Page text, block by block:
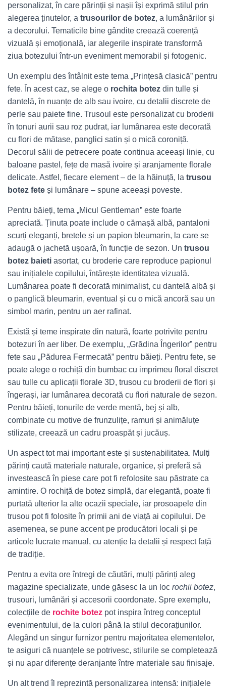
personalizat, în care părinții și nașii își exprimă stilul prin
alegerea ținutelor, a trusourilor de botez, a lumânărilor și
a decorului. Tematicile bine gândite creează coerență
vizuală și emoțională, iar alegerile inspirate transformă
ziua botezului într‑un eveniment memorabil și fotogenic.
Un exemplu des întâlnit este tema „Prințesă clasică” pentru
fete. În acest caz, se alege o rochita botez din tulle și
dantelă, în nuanțe de alb sau ivoire, cu detalii discrete de
perle sau paiete fine. Trusoul este personalizat cu broderii
în tonuri aurii sau roz pudrat, iar lumânarea este decorată
cu flori de mătase, panglici satin și o mică coroniță.
Decorul sălii de petrecere poate continua aceeași linie, cu
baloane pastel, fețe de masă ivoire și aranjamente florale
delicate. Astfel, fiecare element – de la hăinuță, la trusou
botez fete și lumânare – spune aceeași poveste.
Pentru băieți, tema „Micul Gentleman” este foarte
apreciată. Ținuta poate include o cămașă albă, pantaloni
scurți eleganți, bretele și un papion bleumarin, la care se
adaugă o jachetă ușoară, în funcție de sezon. Un trusou
botez baieti asortat, cu broderie care reproduce papionul
sau inițialele copilului, întărește identitatea vizuală.
Lumânarea poate fi decorată minimalist, cu dantelă albă și
o panglică bleumarin, eventual și cu o mică ancoră sau un
simbol marin, pentru un aer rafinat.
Există și teme inspirate din natură, foarte potrivite pentru
botezuri în aer liber. De exemplu, „Grădina Îngerilor” pentru
fete sau „Pădurea Fermecată” pentru băieți. Pentru fete, se
poate alege o rochiță din bumbac cu imprimeu floral discret
sau tulle cu aplicații florale 3D, trusou cu broderii de flori și
îngerași, iar lumânarea decorată cu flori naturale de sezon.
Pentru băieți, tonurile de verde mentă, bej și alb,
combinate cu motive de frunzulițe, ramuri și animăluțe
stilizate, creează un cadru proaspăt și jucăuș.
Un aspect tot mai important este și sustenabilitatea. Mulți
părinți caută materiale naturale, organice, și preferă să
investească în piese care pot fi refolosite sau păstrate ca
amintire. O rochiță de botez simplă, dar elegantă, poate fi
purtată ulterior la alte ocazii speciale, iar prosoapele din
trusou pot fi folosite în primii ani de viață ai copilului. De
asemenea, se pune accent pe producători locali și pe
articole lucrate manual, cu atenție la detalii și respect față
de tradiție.
Pentru a evita ore întregi de căutări, mulți părinți aleg
magazine specializate, unde găsesc la un loc rochii botez,
trusouri, lumânări și accesorii coordonate. Spre exemplu,
colecțiile de rochite botez pot inspira întreg conceptul
evenimentului, de la culori până la stilul decorațiunilor.
Alegând un singur furnizor pentru majoritatea elementelor,
te asiguri că nuanțele se potrivesc, stilurile se completează
și nu apar diferențe deranjante între materiale sau finisaje.
Un alt trend îl reprezintă personalizarea intensă: inițialele